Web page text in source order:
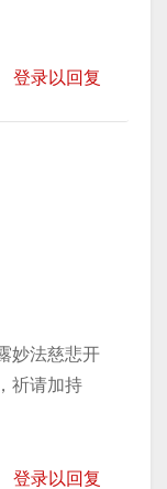
登录以回复
妙法慈悲开
祈请加持
登录以回复